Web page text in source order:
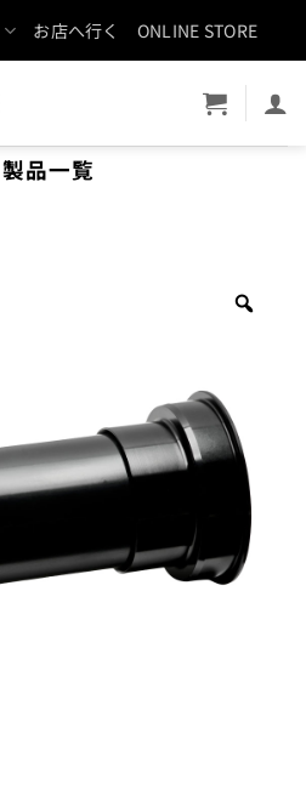
お店へ行く ONLINE STORE
製品一覧